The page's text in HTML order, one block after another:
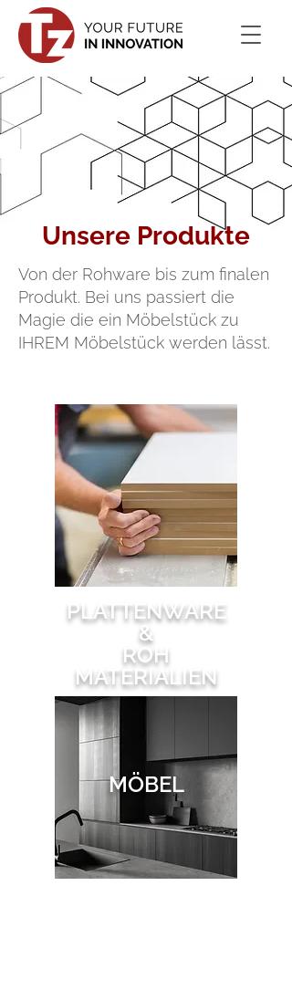
Unsere Produkte
Von der Rohware bis zum finalen
Produkt. Bei uns passiert die
Magie die ein Möbelstück zu
IHREM Möbelstück werden lässt.
PLATTENWARE
&
ROH
MATERIALIEN
MÖBEL